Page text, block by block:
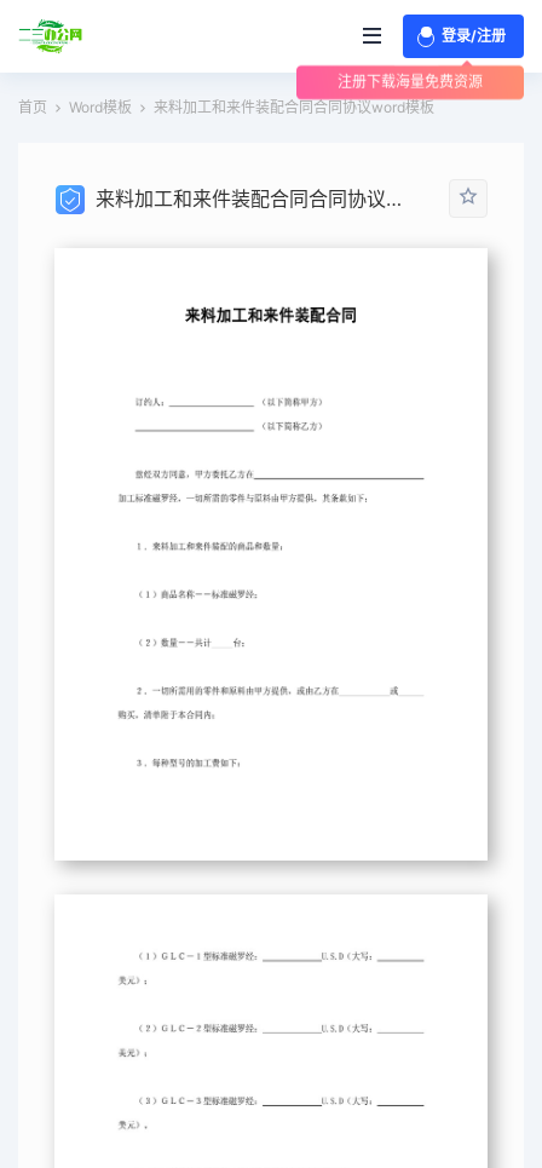
登录/注册
注册下载海量免费资源
首页
Word模板 来料加工和来件装配合同合同协议word模板
来料加工和来件装配合同合同协议word模板